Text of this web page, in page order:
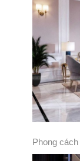
Phong cách